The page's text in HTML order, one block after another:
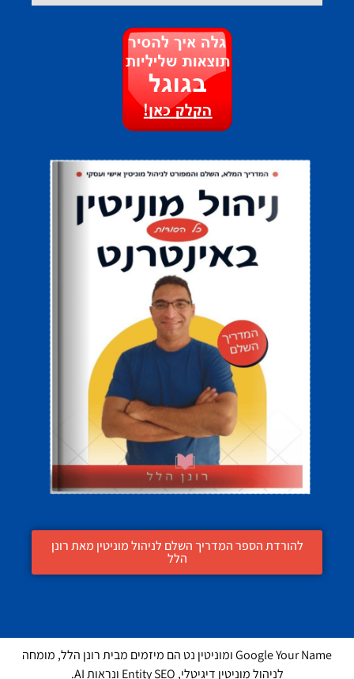
להורדת הספר המדריך השלם לניהול מוניטין מאת רונן
הלל
Google Your Name ומוניטין נט הם מיזמים מבית רונן הלל, מומחה
לניהול מוניטין דיגיטלי, Entity SEO ונראות AI.